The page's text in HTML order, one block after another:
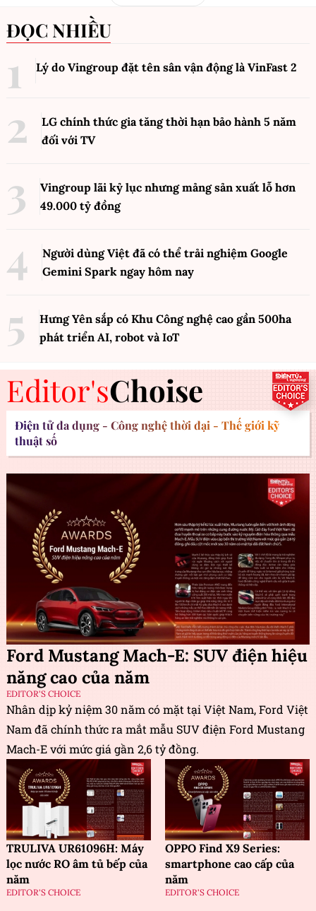
ĐỌC NHIỀU
Lý do Vingroup đặt tên sân vận động là VinFast 2
LG chính thức gia tăng thời hạn bảo hành 5 năm
đối với TV
Vingroup lãi kỷ lục nhưng mảng sản xuất lỗ hơn
49.000 tỷ đồng
Người dùng Việt đã có thể trải nghiệm Google
Gemini Spark ngay hôm nay
Hưng Yên sắp có Khu Công nghệ cao gần 500ha
phát triển AI, robot và IoT
Editor'sChoise
Điện tử đa dụng - Công nghệ thời đại - Thế giới kỹ
thuật số
Ford Mustang Mach-E: SUV điện hiệu
năng cao của năm
EDITOR'S CHOICE
Nhân dịp kỷ niệm 30 năm có mặt tại Việt Nam, Ford Việt
Nam đã chính thức ra mắt mẫu SUV điện Ford Mustang
Mach-E với mức giá gần 2,6 tỷ đồng.
TRULIVA UR61096H: Máy
lọc nước RO âm tủ bếp của
năm
EDITOR'S CHOICE
OPPO Find X9 Series:
smartphone cao cấp của
năm
EDITOR'S CHOICE